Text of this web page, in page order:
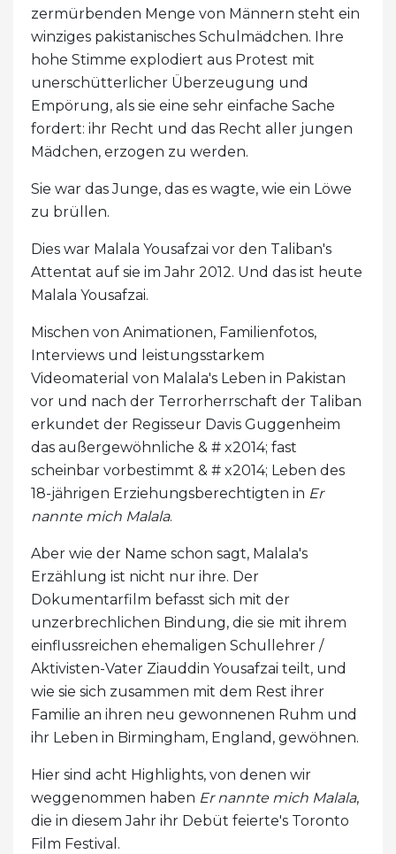
zermürbenden Menge von Männern steht ein
winziges pakistanisches Schulmädchen. Ihre
hohe Stimme explodiert aus Protest mit
unerschütterlicher Überzeugung und
Empörung, als sie eine sehr einfache Sache
fordert: ihr Recht und das Recht aller jungen
Mädchen, erzogen zu werden.
Sie war das Junge, das es wagte, wie ein Löwe
zu brüllen.
Dies war Malala Yousafzai vor den Taliban's
Attentat auf sie im Jahr 2012. Und das ist heute
Malala Yousafzai.
Mischen von Animationen, Familienfotos,
Interviews und leistungsstarkem
Videomaterial von Malala's Leben in Pakistan
vor und nach der Terrorherrschaft der Taliban
erkundet der Regisseur Davis Guggenheim
das außergewöhnliche & # x2014; fast
scheinbar vorbestimmt & # x2014; Leben des
18-jährigen Erziehungsberechtigten in Er
nannte mich Malala.
Aber wie der Name schon sagt, Malala's
Erzählung ist nicht nur ihre. Der
Dokumentarfilm befasst sich mit der
unzerbrechlichen Bindung, die sie mit ihrem
einflussreichen ehemaligen Schullehrer /
Aktivisten-Vater Ziauddin Yousafzai teilt, und
wie sie sich zusammen mit dem Rest ihrer
Familie an ihren neu gewonnenen Ruhm und
ihr Leben in Birmingham, England, gewöhnen.
Hier sind acht Highlights, von denen wir
weggenommen haben Er nannte mich Malala,
die in diesem Jahr ihr Debüt feierte's Toronto
Film Festival.